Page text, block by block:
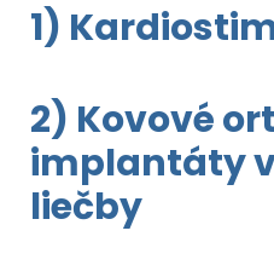
1)
2) Kovové
implantáty
liečby